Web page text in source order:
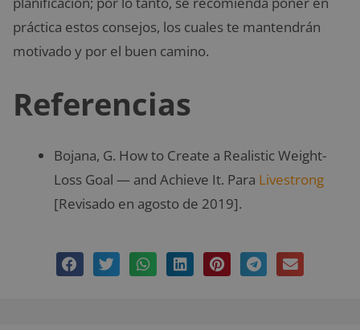
práctica estos consejos, los cuales te mantendrán
motivado y por el buen camino.
Referencias
Bojana, G. How to Create a Realistic Weight-
Loss Goal — and Achieve It. Para Livestrong
[Revisado en agosto de 2019].